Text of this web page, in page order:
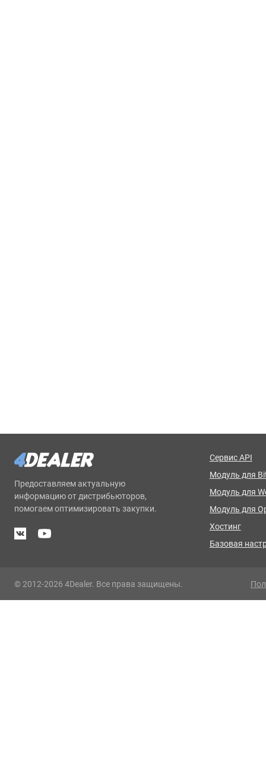
Предоставляем актуальную
информацию от дистрибьюторов,
помогаем оптимизировать закупки.
Сервис API
Модуль для
Модуль для
Модуль для
Хостинг
Базовая
© 2012-2026 4Dealer. Все права защищены.